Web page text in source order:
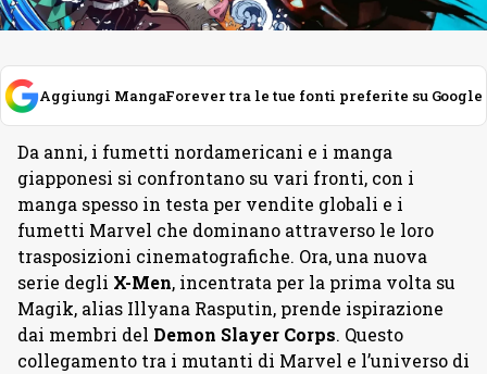
Aggiungi MangaForever tra le tue fonti preferite su Google
Da anni, i fumetti nordamericani e i manga
giapponesi si confrontano su vari fronti, con i
manga spesso in testa per vendite globali e i
fumetti Marvel che dominano attraverso le loro
trasposizioni cinematografiche. Ora, una nuova
serie degli X-Men, incentrata per la prima volta su
Magik, alias Illyana Rasputin, prende ispirazione
dai membri del Demon Slayer Corps. Questo
collegamento tra i mutanti di Marvel e l’universo di